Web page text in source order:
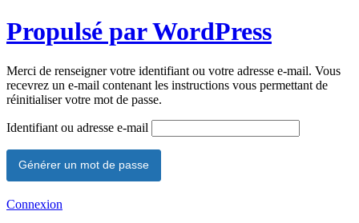
Propulsé par WordPress
Merci de renseigner votre identifiant ou votre adresse e-mail. Vous
recevrez un e-mail contenant les instructions vous permettant de
réinitialiser votre mot de passe.
Identifiant ou adresse e-mail
Connexion